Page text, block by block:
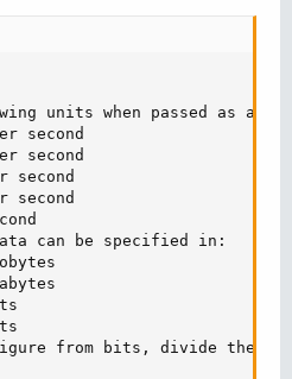
units when passed as a
second
second
second
can be specified in:
from bits, divide the